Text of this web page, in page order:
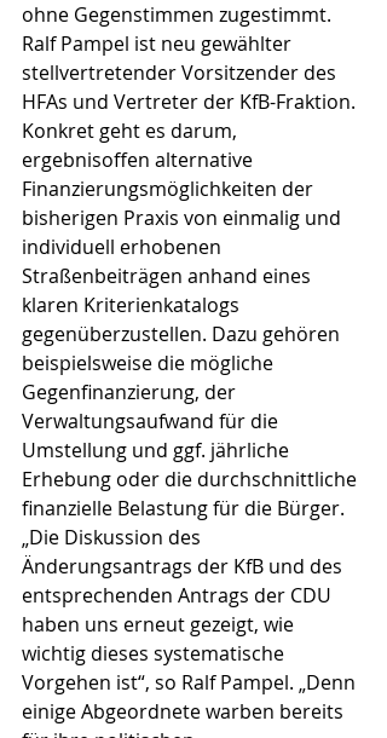
ohne Gegenstimmen zugestimmt.
Ralf Pampel ist neu gewählter
stellvertretender Vorsitzender des
HFAs und Vertreter der KfB-Fraktion.
Konkret geht es darum,
ergebnisoffen alternative
Finanzierungsmöglichkeiten der
bisherigen Praxis von einmalig und
individuell erhobenen
Straßenbeiträgen anhand eines
klaren Kriterienkatalogs
gegenüberzustellen. Dazu gehören
beispielsweise die mögliche
Gegenfinanzierung, der
Verwaltungsaufwand für die
Umstellung und ggf. jährliche
Erhebung oder die durchschnittliche
finanzielle Belastung für die Bürger.
„Die Diskussion des
Änderungsantrags der KfB und des
entsprechenden Antrags der CDU
haben uns erneut gezeigt, wie
wichtig dieses systematische
Vorgehen ist“, so Ralf Pampel. „Denn
einige Abgeordnete warben bereits